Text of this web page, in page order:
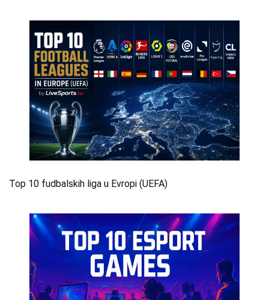
Top 10 fudbalskih liga u Evropi (UEFA)